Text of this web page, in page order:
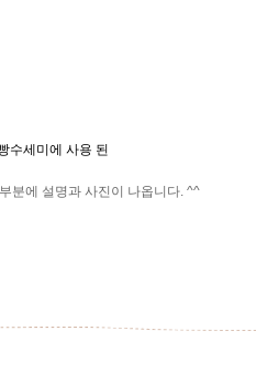
수세미에 사용 된
분에 설명과 사진이 나옵니다. ^^